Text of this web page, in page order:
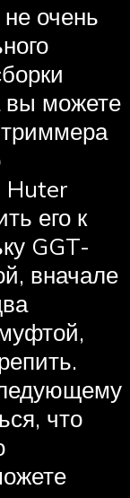
очень
вы можете
триммера
Huter
его к
GGT-
вначале
что